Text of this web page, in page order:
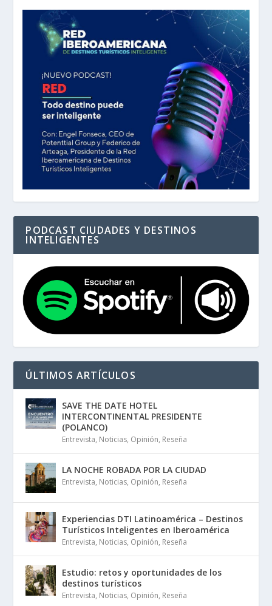
PODCAST CIUDADES Y DESTINOS
INTELIGENTES
ÚLTIMOS ARTÍCULOS
SAVE THE DATE HOTEL
INTERCONTINENTAL PRESIDENTE
(POLANCO)
Entrevista, Noticias, Opinión, Reseña
LA NOCHE ROBADA POR LA CIUDAD
Entrevista, Noticias, Opinión, Reseña
Experiencias DTI Latinoamérica – Destinos
Turísticos Inteligentes en Iberoamérica
Entrevista, Noticias, Opinión, Reseña
Estudio: retos y oportunidades de los
destinos turísticos
Entrevista, Noticias, Opinión, Reseña